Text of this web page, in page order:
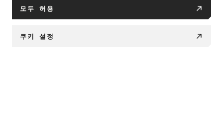
모두 허용
쿠키 설정